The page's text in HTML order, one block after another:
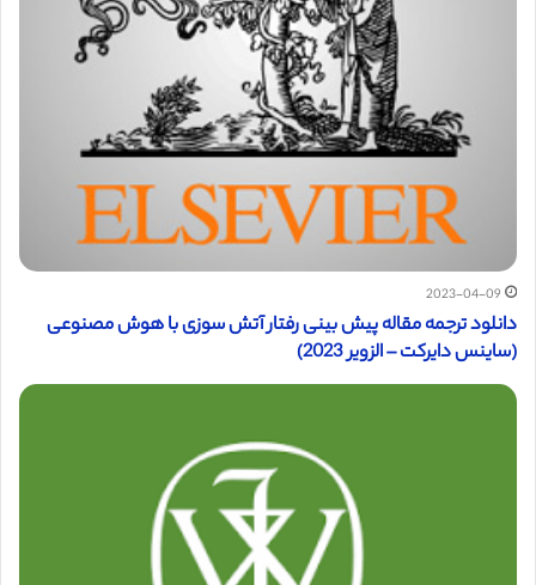
2023-04-09
دانلود ترجمه مقاله پیش بینی رفتار آتش سوزی با هوش مصنوعی
(ساینس دایرکت – الزویر 2023)